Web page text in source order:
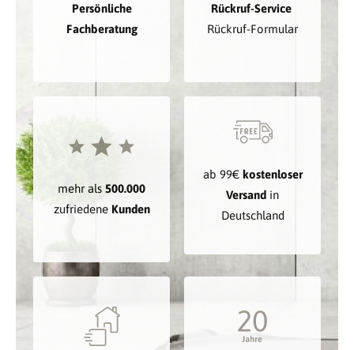
Persönliche
Fachberatung
Rückruf-Service
Rückruf-Formular
mehr als 500.000
zufriedene Kunden
ab 99€ kostenloser
Versand in
Deutschland